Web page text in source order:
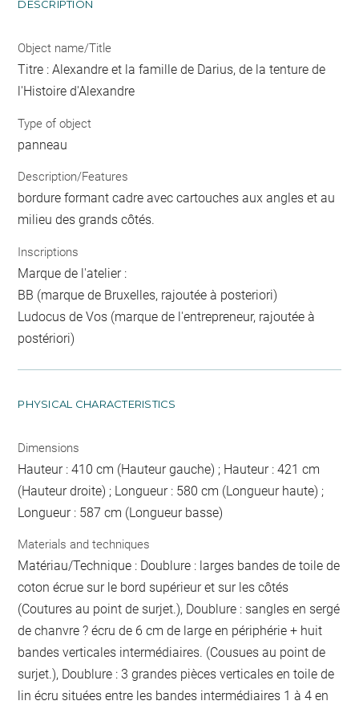
DESCRIPTION
Object name/Title
Titre : Alexandre et la famille de Darius, de la tenture de
l'Histoire d'Alexandre
Type of object
panneau
Description/Features
bordure formant cadre avec cartouches aux angles et au
milieu des grands côtés.
Inscriptions
Marque de l'atelier :
BB (marque de Bruxelles, rajoutée à posteriori)
Ludocus de Vos (marque de l'entrepreneur, rajoutée à
postériori)
PHYSICAL CHARACTERISTICS
Dimensions
Hauteur : 410 cm (Hauteur gauche) ; Hauteur : 421 cm
(Hauteur droite) ; Longueur : 580 cm (Longueur haute) ;
Longueur : 587 cm (Longueur basse)
Materials and techniques
Matériau/Technique : Doublure : larges bandes de toile de
coton écrue sur le bord supérieur et sur les côtés
(Coutures au point de surjet.), Doublure : sangles en sergé
de chanvre ? écru de 6 cm de large en périphérie + huit
bandes verticales intermédiaires. (Cousues au point de
surjet.), Doublure : 3 grandes pièces verticales en toile de
lin écru situées entre les bandes intermédiaires 1 à 4 en